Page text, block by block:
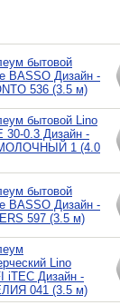
бытовой
BASSO Дизайн -
536 (3.5 м)
бытовой Lino
30-0.3 Дизайн -
1 (4.0
бытовой
BASSO Дизайн -
597 (3.5 м)
Lino
iTEC Дизайн -
041 (3.5 м)